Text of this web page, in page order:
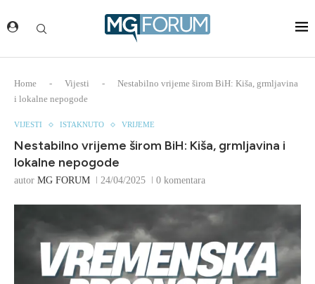
Home - Vijesti -
Nestabilno vrijeme širom BiH: Kiša, grmljavina
i lokalne nepogode
VIJESTI ISTAKNUTO VRIJEME
Nestabilno vrijeme širom BiH: Kiša, grmljavina i
lokalne nepogode
autor MG FORUM 24/04/2025 0 komentara